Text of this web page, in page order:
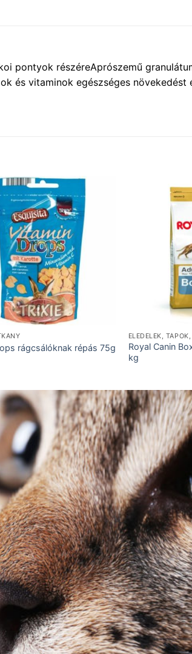
pontyok részéreAprószemű
és vitaminok egészséges növekedést
rágcsálóknak répás 75g
ELEDELEK,
Royal Canin
kg